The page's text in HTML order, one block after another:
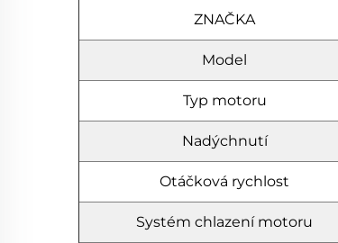
ZNAČKA
Model
Typ motoru
Nadýchnutí
Otáčková rychlost
Systém chlazení motoru